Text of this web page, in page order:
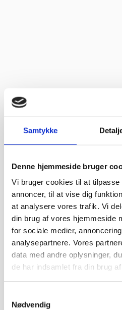
Samtykke
Denne hjemmeside bruger
Vi bruger cookies til at tilpasse
annoncer, til at vise dig
at analysere vores trafik. Vi
din brug af vores hjemmeside
for sociale medier,
analysepartnere. Vores
data med andre oplysninger,
de har indsamlet fra din brug
Nødvendig